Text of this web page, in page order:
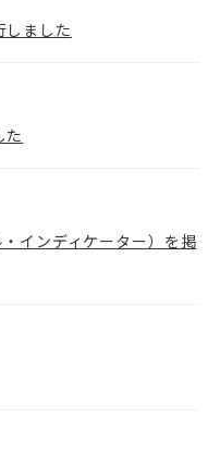
しました
た
インディケーター）を掲